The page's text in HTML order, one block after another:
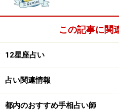
この記事に関
12星座占い
占い関連情報
都内のおすすめ手相占い師